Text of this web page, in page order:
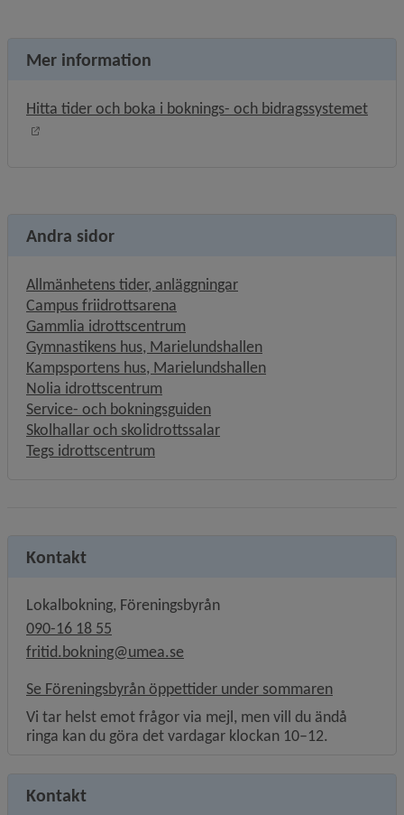
Mer information
Hitta tider och boka i boknings- och bidragssystemet
Länk till annan webbplats, öppnas i nytt fönster.
Andra sidor
Allmänhetens tider, anläggningar
Campus friidrottsarena
Gammlia idrottscentrum
Gymnastikens hus, Marielundshallen
Kampsportens hus, Marielundshallen
Nolia idrottscentrum
Service- och bokningsguidenLänk till annan webbplats,
Skolhallar och skolidrottssalar
Tegs idrottscentrum
Kontakt
Lokalbokning, Föreningsbyrån
090-16 18 55
fritid.bokning@umea.se
Se Föreningsbyrån öppettider under sommaren
Vi tar helst emot frågor via mejl, men vill du ändå
ringa kan du göra det vardagar klockan 10–12.
Kontakt